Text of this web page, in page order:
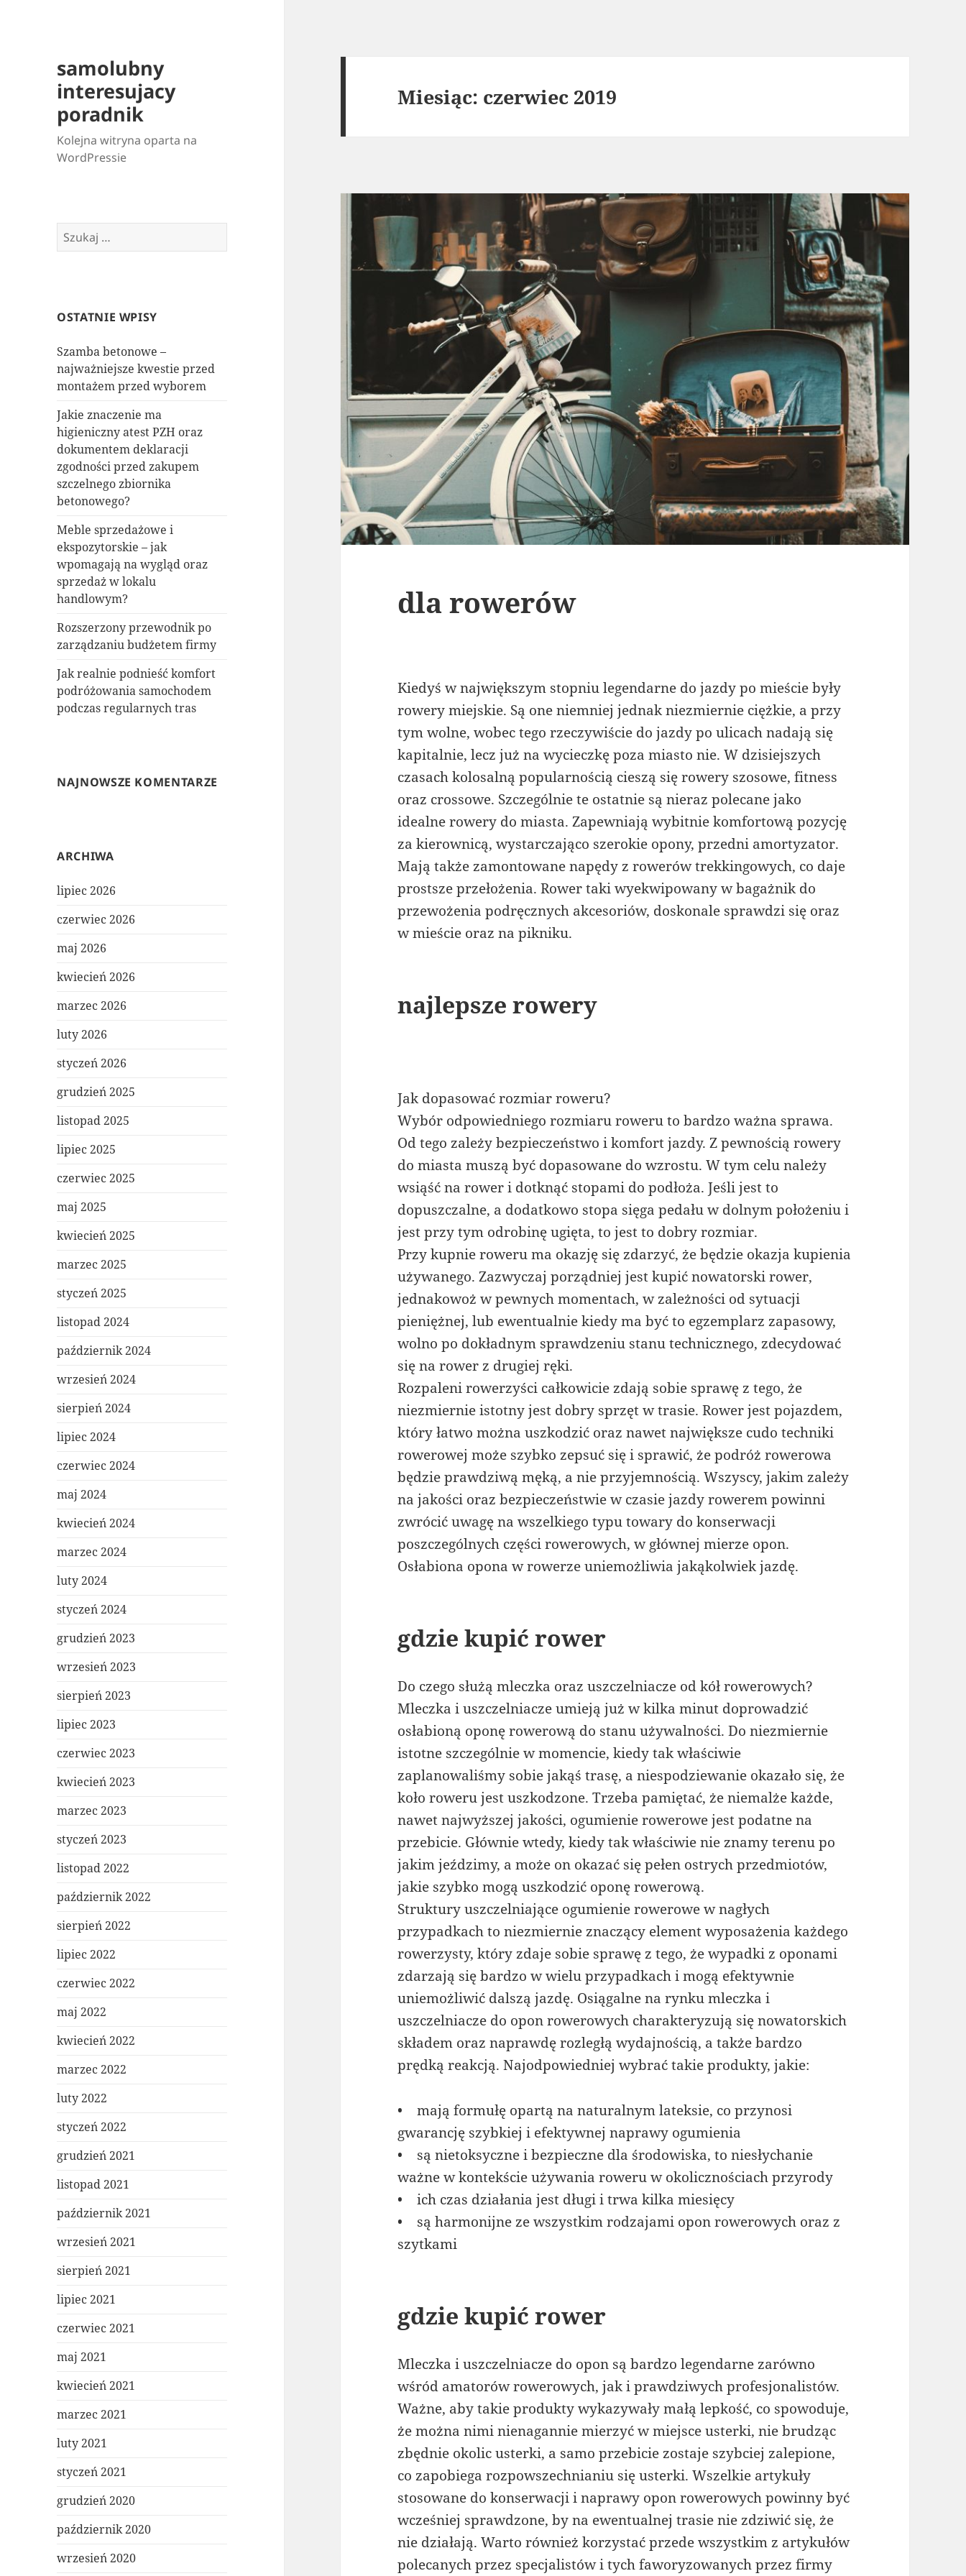
samolubny
interesujacy
poradnik
Kolejna witryna oparta na
WordPressie
Szukaj:
OSTATNIE WPISY
Szamba betonowe –
najważniejsze kwestie przed
montażem przed wyborem
Jakie znaczenie ma
higieniczny atest PZH oraz
dokumentem deklaracji
zgodności przed zakupem
szczelnego zbiornika
betonowego?
Meble sprzedażowe i
ekspozytorskie – jak
wpomagają na wygląd oraz
sprzedaż w lokalu
handlowym?
Rozszerzony przewodnik po
zarządzaniu budżetem firmy
Jak realnie podnieść komfort
podróżowania samochodem
podczas regularnych tras
NAJNOWSZE KOMENTARZE
ARCHIWA
lipiec 2026
czerwiec 2026
maj 2026
kwiecień 2026
marzec 2026
luty 2026
styczeń 2026
grudzień 2025
listopad 2025
lipiec 2025
czerwiec 2025
maj 2025
kwiecień 2025
marzec 2025
styczeń 2025
listopad 2024
październik 2024
wrzesień 2024
sierpień 2024
lipiec 2024
czerwiec 2024
maj 2024
kwiecień 2024
marzec 2024
luty 2024
styczeń 2024
grudzień 2023
wrzesień 2023
sierpień 2023
lipiec 2023
czerwiec 2023
kwiecień 2023
marzec 2023
styczeń 2023
listopad 2022
październik 2022
sierpień 2022
lipiec 2022
czerwiec 2022
maj 2022
kwiecień 2022
marzec 2022
luty 2022
styczeń 2022
grudzień 2021
listopad 2021
październik 2021
wrzesień 2021
sierpień 2021
lipiec 2021
czerwiec 2021
maj 2021
kwiecień 2021
marzec 2021
luty 2021
styczeń 2021
grudzień 2020
październik 2020
wrzesień 2020
Miesiąc: czerwiec 2019
dla rowerów
Kiedyś w największym stopniu legendarne do jazdy po mieście były
rowery miejskie. Są one niemniej jednak niezmiernie ciężkie, a przy
tym wolne, wobec tego rzeczywiście do jazdy po ulicach nadają się
kapitalnie, lecz już na wycieczkę poza miasto nie. W dzisiejszych
czasach kolosalną popularnością cieszą się rowery szosowe, fitness
oraz crossowe. Szczególnie te ostatnie są nieraz polecane jako
idealne rowery do miasta. Zapewniają wybitnie komfortową pozycję
za kierownicą, wystarczająco szerokie opony, przedni amortyzator.
Mają także zamontowane napędy z rowerów trekkingowych, co daje
prostsze przełożenia. Rower taki wyekwipowany w bagażnik do
przewożenia podręcznych akcesoriów, doskonale sprawdzi się oraz
w mieście oraz na pikniku.
najlepsze rowery
Jak dopasować rozmiar roweru?
Wybór odpowiedniego rozmiaru roweru to bardzo ważna sprawa.
Od tego zależy bezpieczeństwo i komfort jazdy. Z pewnością rowery
do miasta muszą być dopasowane do wzrostu. W tym celu należy
wsiąść na rower i dotknąć stopami do podłoża. Jeśli jest to
dopuszczalne, a dodatkowo stopa sięga pedału w dolnym położeniu i
jest przy tym odrobinę ugięta, to jest to dobry rozmiar.
Przy kupnie roweru ma okazję się zdarzyć, że będzie okazja kupienia
używanego. Zazwyczaj porządniej jest kupić nowatorski rower,
jednakowoż w pewnych momentach, w zależności od sytuacji
pieniężnej, lub ewentualnie kiedy ma być to egzemplarz zapasowy,
wolno po dokładnym sprawdzeniu stanu technicznego, zdecydować
się na rower z drugiej ręki.
Rozpaleni rowerzyści całkowicie zdają sobie sprawę z tego, że
niezmiernie istotny jest dobry sprzęt w trasie. Rower jest pojazdem,
który łatwo można uszkodzić oraz nawet największe cudo techniki
rowerowej może szybko zepsuć się i sprawić, że podróż rowerowa
będzie prawdziwą męką, a nie przyjemnością. Wszyscy, jakim zależy
na jakości oraz bezpieczeństwie w czasie jazdy rowerem powinni
zwrócić uwagę na wszelkiego typu towary do konserwacji
poszczególnych części rowerowych, w głównej mierze opon.
Osłabiona opona w rowerze uniemożliwia jakąkolwiek jazdę.
gdzie kupić rower
Do czego służą mleczka oraz uszczelniacze od kół rowerowych?
Mleczka i uszczelniacze umieją już w kilka minut doprowadzić
osłabioną oponę rowerową do stanu używalności. Do niezmiernie
istotne szczególnie w momencie, kiedy tak właściwie
zaplanowaliśmy sobie jakąś trasę, a niespodziewanie okazało się, że
koło roweru jest uszkodzone. Trzeba pamiętać, że niemalże każde,
nawet najwyższej jakości, ogumienie rowerowe jest podatne na
przebicie. Głównie wtedy, kiedy tak właściwie nie znamy terenu po
jakim jeździmy, a może on okazać się pełen ostrych przedmiotów,
jakie szybko mogą uszkodzić oponę rowerową.
Struktury uszczelniające ogumienie rowerowe w nagłych
przypadkach to niezmiernie znaczący element wyposażenia każdego
rowerzysty, który zdaje sobie sprawę z tego, że wypadki z oponami
zdarzają się bardzo w wielu przypadkach i mogą efektywnie
uniemożliwić dalszą jazdę. Osiągalne na rynku mleczka i
uszczelniacze do opon rowerowych charakteryzują się nowatorskich
składem oraz naprawdę rozległą wydajnością, a także bardzo
prędką reakcją. Najodpowiedniej wybrać takie produkty, jakie:
• mają formułę opartą na naturalnym lateksie, co przynosi
gwarancję szybkiej i efektywnej naprawy ogumienia
• są nietoksyczne i bezpieczne dla środowiska, to niesłychanie
ważne w kontekście używania roweru w okolicznościach przyrody
• ich czas działania jest długi i trwa kilka miesięcy
• są harmonijne ze wszystkim rodzajami opon rowerowych oraz z
szytkami
gdzie kupić rower
Mleczka i uszczelniacze do opon są bardzo legendarne zarówno
wśród amatorów rowerowych, jak i prawdziwych profesjonalistów.
Ważne, aby takie produkty wykazywały małą lepkość, co spowoduje,
że można nimi nienagannie mierzyć w miejsce usterki, nie brudząc
zbędnie okolic usterki, a samo przebicie zostaje szybciej zalepione,
co zapobiega rozpowszechnianiu się usterki. Wszelkie artykuły
stosowane do konserwacji i naprawy opon rowerowych powinny być
wcześniej sprawdzone, by na ewentualnej trasie nie zdziwić się, że
nie działają. Warto również korzystać przede wszystkim z artykułów
polecanych przez specjalistów i tych faworyzowanych przez firmy